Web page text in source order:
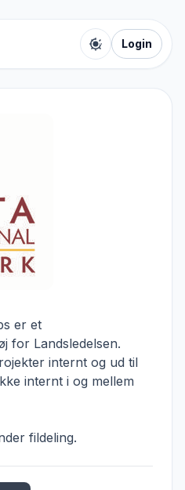
Toggle color
Login
er et
for Landsledelsen.
internt og ud til
internt i og mellem
fildeling.